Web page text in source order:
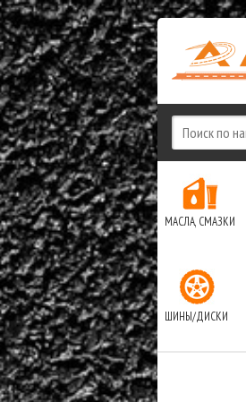
МАСЛА, СМАЗКИ
ШИНЫ/ДИСКИ